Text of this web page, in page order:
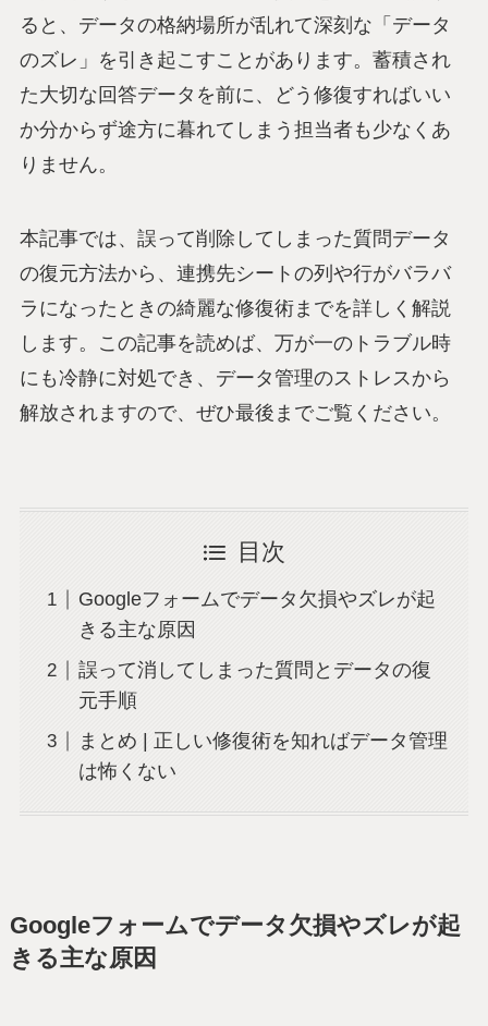
ると、データの格納場所が乱れて深刻な「データ
のズレ」を引き起こすことがあります。蓄積され
た大切な回答データを前に、どう修復すればいい
か分からず途方に暮れてしまう担当者も少なくあ
りません。
本記事では、誤って削除してしまった質問データ
の復元方法から、連携先シートの列や行がバラバ
ラになったときの綺麗な修復術までを詳しく解説
します。この記事を読めば、万が一のトラブル時
にも冷静に対処でき、データ管理のストレスから
解放されますので、ぜひ最後までご覧ください。
目次
Googleフォームでデータ欠損やズレが起
きる主な原因
誤って消してしまった質問とデータの復
元手順
まとめ | 正しい修復術を知ればデータ管理
は怖くない
Googleフォームでデータ欠損やズレが起
きる主な原因